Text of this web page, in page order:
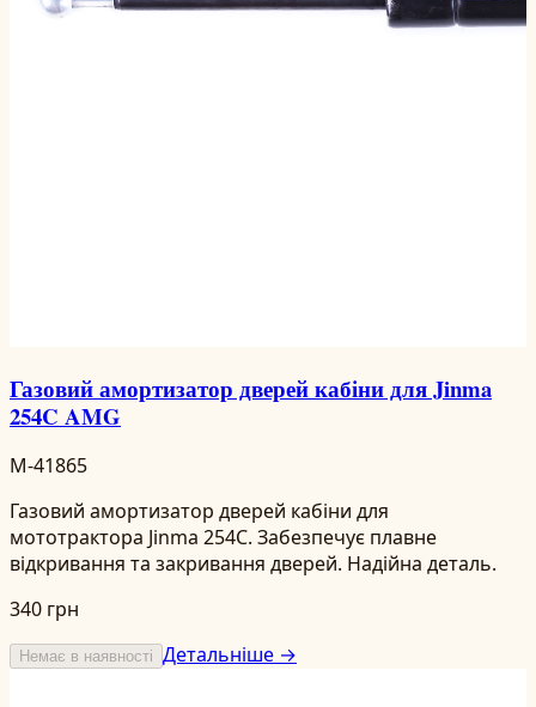
Газовий амортизатор дверей кабіни для Jinma
254C AMG
M-41865
Газовий амортизатор дверей кабіни для
мототрактора Jinma 254C. Забезпечує плавне
відкривання та закривання дверей. Надійна деталь.
340 грн
Немає в наявності Детальніше →